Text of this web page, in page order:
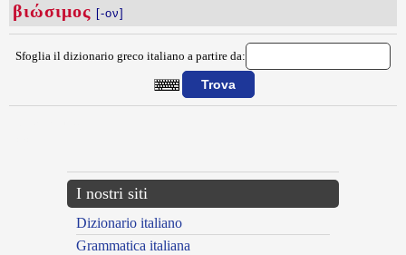
βιώσιμος [-ον]
Sfoglia il dizionario greco italiano a partire da:
I nostri siti
Dizionario italiano
Grammatica italiana